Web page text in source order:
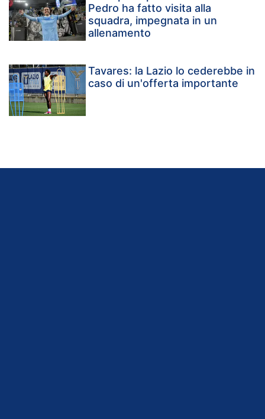
Pedro ha fatto visita alla
squadra, impegnata in un
allenamento
Tavares: la Lazio lo cederebbe in
caso di un'offerta importante